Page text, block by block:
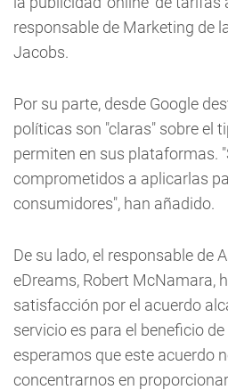
responsable de Marketing de
Jacobs.
Por su parte, desde Google
políticas son "claras" sobre el
permiten en sus plataformas.
comprometidos a aplicarlas
consumidores", han añadido.
De su lado, el responsable de
eDreams, Robert McNamara,
satisfacción por el acuerdo
servicio es para el beneficio
esperamos que este acuerdo
concentrarnos en